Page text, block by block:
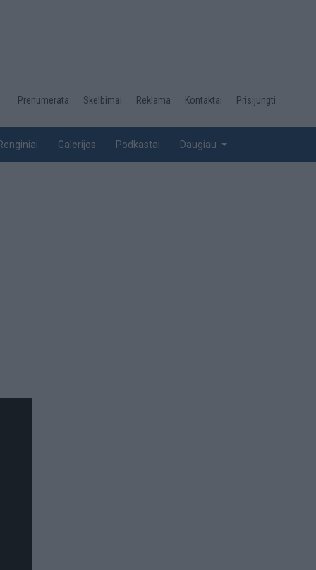
Desktop
top
Prenumerata Skelbimai Reklama Kontaktai Prisijungti
Galerijos Podkastai Daugiau